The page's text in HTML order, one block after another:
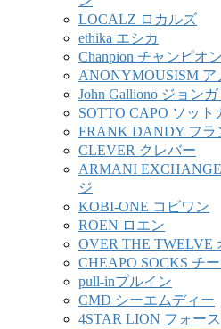
LOCALZ ロカルズ
ethika エシカ
Chanpion チャンピオン
ANONYMOUSISM ア
John Galliono ジョン
SOTTO CAPO ソット
FRANK DANDY フラ
CLEVER クレバー
ARMANI
ジ
KOBI-ONE コビワン
ROEN ロエン
OVER THE TWELVE
CHEAPO SOCKS チ
pull-inプルイン
CMD シーエムディー
4STAR LION フォー